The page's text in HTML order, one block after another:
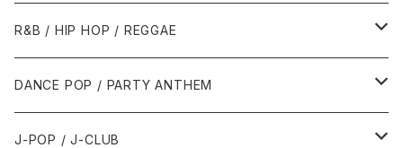
1991年
2000年
2001年
2010年代
2010年
2011年
1995年
2000年
2001年
1986年・以前
1987年
1990年代
1990年
1991年
2000年代
1990年代
1990年
1991年
2000年代
2000年
R&B / HIP HOP / REGGAE
1980年代
1985年・以前
1990年代
DANCE POP / PARTY ANTHEM
1980年代
J-POP / J-CLUB